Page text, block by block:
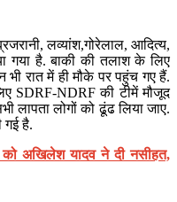
लव्यांश,गोरेलाल, आदित्य,
गया है. बाकी की तलाश के लिए
भी रात में ही मौके पर पहुंच गए हैं.
SDRF-NDRF की टीमें मौजूद
लापता लोगों को ढूंढ लिया जाए.
गई है.
अखिलेश यादव ने दी नसीहत,